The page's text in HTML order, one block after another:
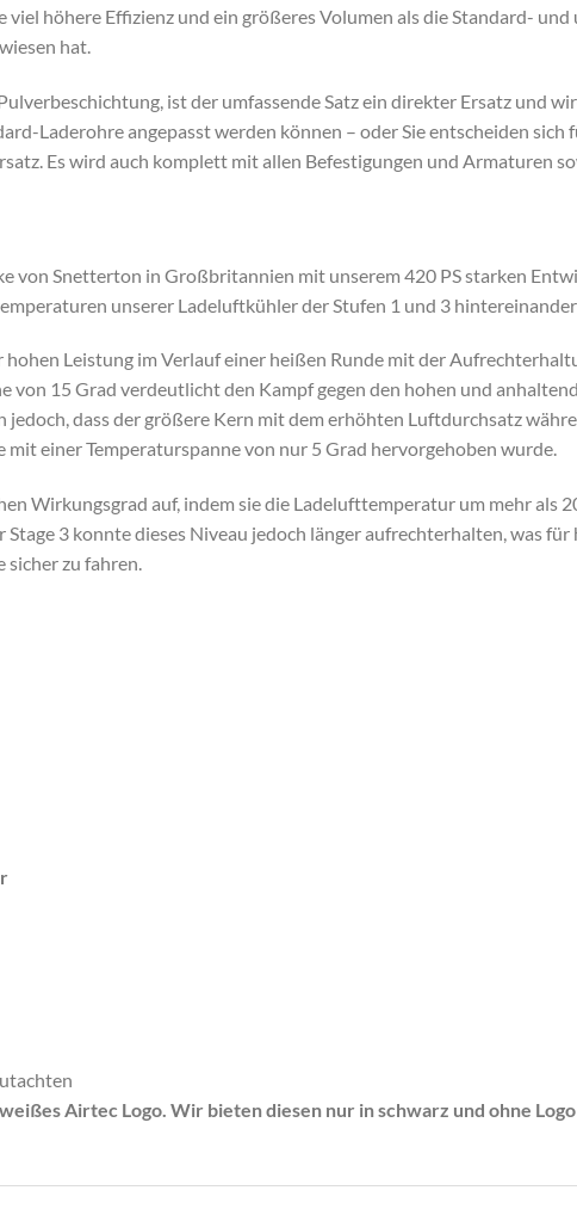
höhere Effizienz und ein größeres Volumen als die Standard- und
hat.
ist der umfassende Satz ein direkter Ersatz und
Laderohre angepasst werden können – oder Sie entscheiden
Es wird auch komplett mit allen Befestigungen und Armaturen
von Snetterton in Großbritannien mit unserem 420 PS starken
unserer Ladeluftkühler der Stufen 1 und 3 hintereinander
hohen Leistung im Verlauf einer heißen Runde mit der
von 15 Grad verdeutlicht den Kampf gegen den hohen und
dass der größere Kern mit dem erhöhten Luftdurchsatz
einer Temperaturspanne von nur 5 Grad hervorgehoben wurde.
Wirkungsgrad auf, indem sie die Ladelufttemperatur um mehr als
3 konnte dieses Niveau jedoch länger aufrechterhalten, was
sicher zu fahren.
Airtec Logo. Wir bieten diesen nur in schwarz und ohne